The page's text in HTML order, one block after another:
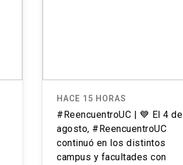
HACE 15 HORAS
#ReencuentroUC | 💙 El 4 de
agosto, #ReencuentroUC
continuó en los distintos
campus y facultades con